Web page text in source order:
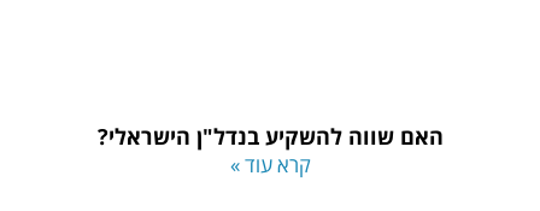
האם שווה להשקיע בנדל"ן הישראלי?
קרא עוד »